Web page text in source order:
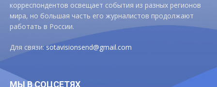
корреспондентов освещает события из разных регионов
мира, но большая часть его журналистов продолжают
работать в России.
Для связи:sotavisionsend@gmail.com
МЫ В СОЦСЕТЯХ